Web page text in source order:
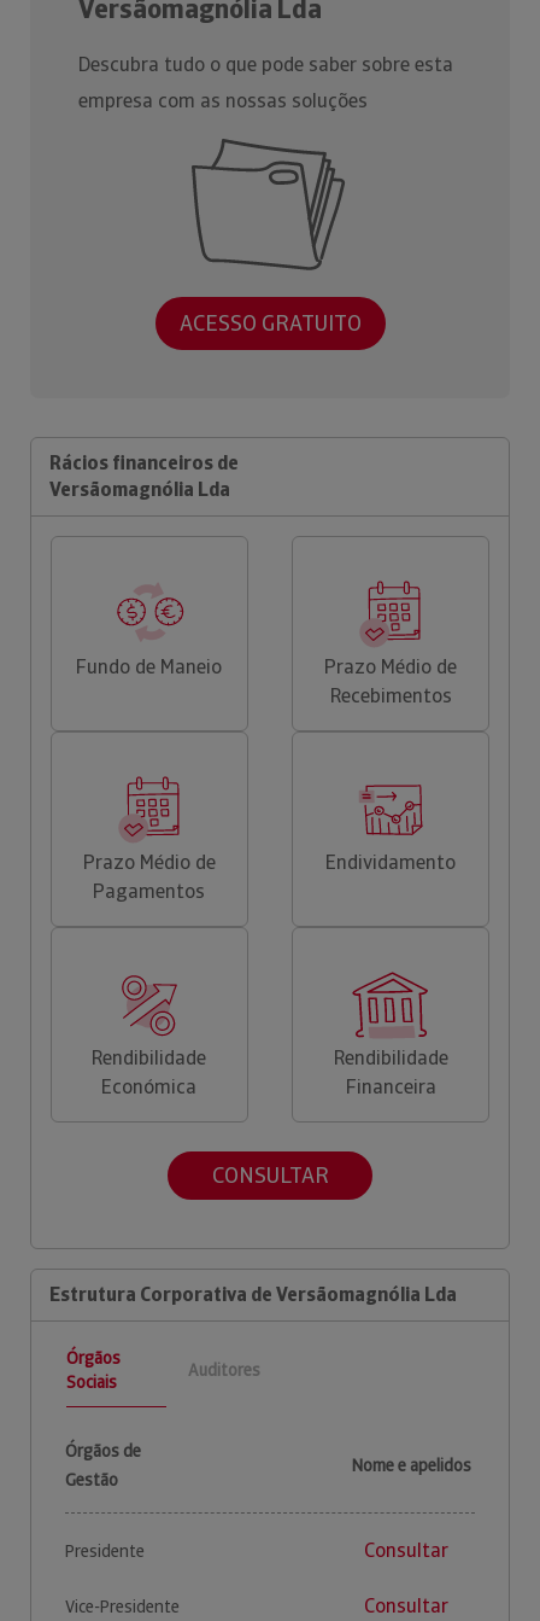
Versãomagnólia Lda
Descubra tudo o que pode saber sobre esta
empresa com as nossas soluções
ACESSO GRATUITO
Rácios financeiros de
Versãomagnólia Lda
Fundo de Maneio
Prazo Médio de
Recebimentos
Prazo Médio de
Pagamentos
Endividamento
Rendibilidade
Económica
Rendibilidade
Financeira
CONSULTAR
Estrutura Corporativa de Versãomagnólia Lda
Órgãos
Sociais
Auditores
Órgãos de
Gestão
Nome e apelidos
Presidente Consultar
Vice-Presidente Consultar